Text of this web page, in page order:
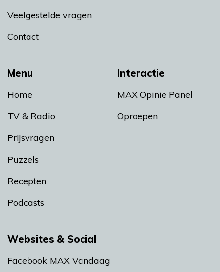
Menu
Home
TV & Radio
Prijsvragen
Puzzels
Recepten
Podcasts
Interactie
MAX Opinie Panel
Oproepen
Veelgestelde vragen
Contact
Websites & Social
Facebook MAX Vandaag